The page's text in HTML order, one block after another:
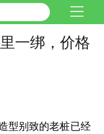
一绑，价格
型别致的老桩已经